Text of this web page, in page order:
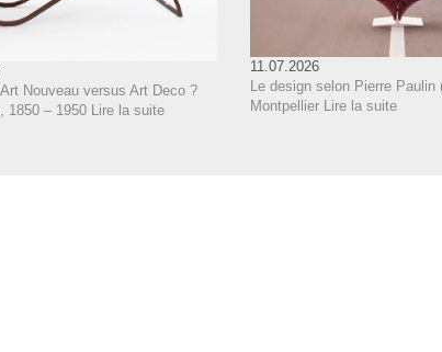
Nouveau versus Art Deco ?
1850 – 1950
Lire la suite
11.07.2026
Le design selon Pierre Paulin
Montpellier Lire la suite